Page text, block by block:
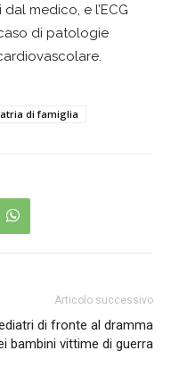
medico, e l’ECG
di patologie
di famiglia
Articolo successivo
di fronte al dramma
bambini vittime di guerra